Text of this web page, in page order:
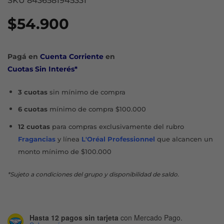
$54.900
Pagá en Cuenta Corriente en
Cuotas Sin Interés*
3 cuotassin mínimo de compra
6 cuotasmínimo de compra $100.000
12 cuotaspara compras exclusivamente del rubro
Fraganciasy línea L'Oréal Professionnel que alcancen un
monto mínimo de $100.000
*Sujeto a condiciones del grupo y disponibilidad de saldo.
Hasta 12 pagos sin tarjeta con Mercado Pago.